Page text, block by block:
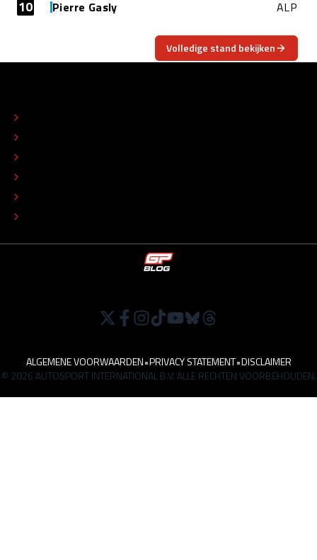
10 Pierre Gasly ALP
Volledige stand bekijken
ALGEMENE VOORWAARDEN•PRIVACY STATEMENT•DISCLAIMER
© 2026 AUTOSPORT INTERNATIONAL B.V. ALLE RECHTEN VOORBEHOUDEN.